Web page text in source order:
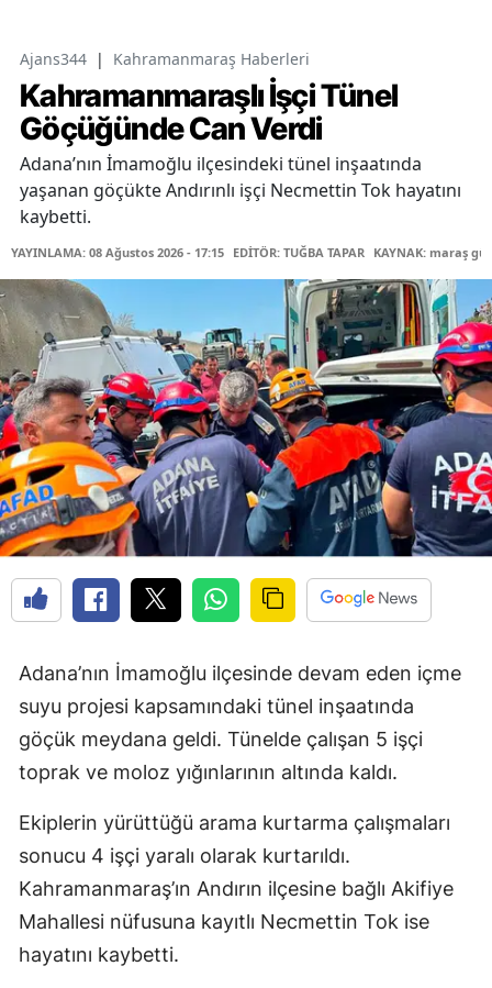
Ajans344 | Kahramanmaraş Haberleri
Kahramanmaraşlı İşçi Tünel
Göçüğünde Can Verdi
Adana’nın İmamoğlu ilçesindeki tünel inşaatında
yaşanan göçükte Andırınlı işçi Necmettin Tok hayatını
kaybetti.
YAYINLAMA: 08 Ağustos 2026 - 17:15 EDİTÖR: TUĞBA TAPAR KAYNAK: maraş
Adana’nın İmamoğlu ilçesinde devam eden içme
suyu projesi kapsamındaki tünel inşaatında
göçük meydana geldi. Tünelde çalışan 5 işçi
toprak ve moloz yığınlarının altında kaldı.
Ekiplerin yürüttüğü arama kurtarma çalışmaları
sonucu 4 işçi yaralı olarak kurtarıldı.
Kahramanmaraş’ın Andırın ilçesine bağlı Akifiye
Mahallesi nüfusuna kayıtlı Necmettin Tok ise
hayatını kaybetti.